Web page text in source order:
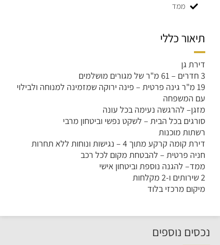
ממד
תיאור כללי
דירת גן
19 מ"ר גינה פרטית – פינה ירוקה שמזמינה למנוחה ולבילוי
עם המשפחה
מזגן– להרגשה נעימה בכל עונה
סורגים בכל הבית – לשקט נפשי וביטחון מרבי
רשתות מוכנות
דירת קומה קרקע מתוך 4 – נגישות ונוחות ללא תחרות
חניה פרטית – להבטחת מקום לכל רכב
ממד– להגנה נוספת וביטחון אישי
מיקום מרכזי בלוד
נכסים נוספים